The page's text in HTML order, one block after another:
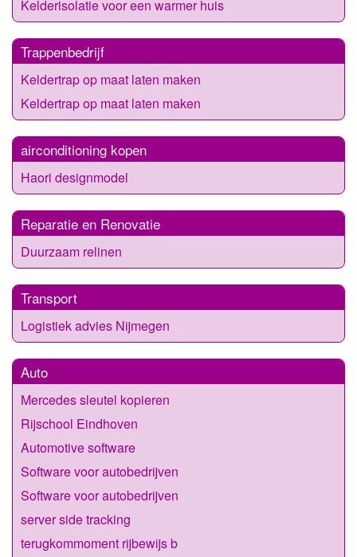
Kelderisolatie voor een warmer huis
Trappenbedrijf
Keldertrap op maat laten maken
Keldertrap op maat laten maken
airconditioning kopen
Haori designmodel
Reparatie en Renovatie
Duurzaam relinen
Transport
Logistiek advies Nijmegen
Auto
Mercedes sleutel kopieren
Rijschool Eindhoven
Automotive software
Software voor autobedrijven
Software voor autobedrijven
server side tracking
terugkommoment rijbewijs b